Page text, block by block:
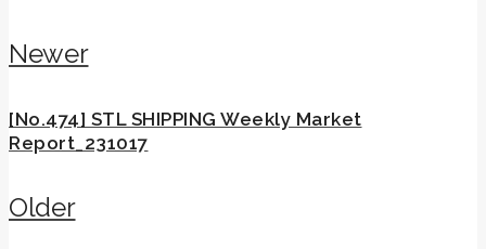
Newer
[No.474] STL SHIPPING Weekly Market
Report_231017
Older